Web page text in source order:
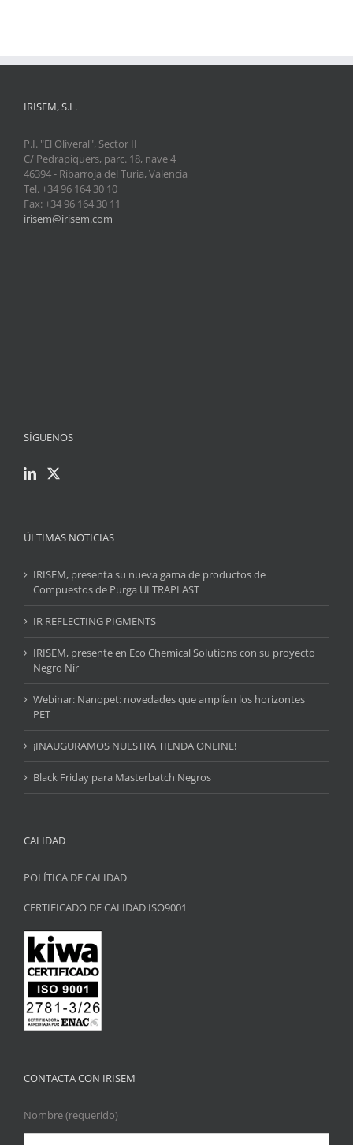
IRISEM, S.L.
P.I. "El Oliveral", Sector II
C/ Pedrapiquers, parc. 18, nave 4
46394 - Ribarroja del Turia, Valencia
Tel. +34 96 164 30 10
Fax: +34 96 164 30 11
irisem@irisem.com
SÍGUENOS
ÚLTIMAS NOTICIAS
IRISEM, presenta su nueva gama de productos de
Compuestos de Purga ULTRAPLAST
IR REFLECTING PIGMENTS
IRISEM, presente en Eco Chemical Solutions con su proyecto
Negro Nir
Webinar: Nanopet: novedades que amplían los horizontes
PET
¡INAUGURAMOS NUESTRA TIENDA ONLINE!
Black Friday para Masterbatch Negros
CALIDAD
POLÍTICA DE CALIDAD
CERTIFICADO DE CALIDAD ISO9001
CONTACTA CON IRISEM
Nombre (requerido)